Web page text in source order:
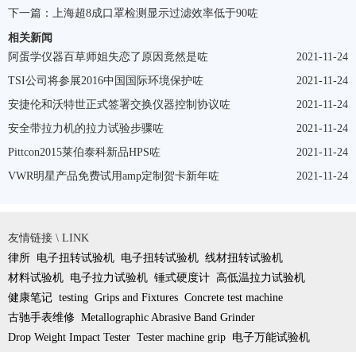
下一篇：
上海超8成口罩检测显示过滤效率低于90咗
相关新闻
2021-11-24
阿蛋学仪器百草师姐失恋了原因竟然是咗
2021-11-24
TSI公司将参展2016中国国际环境保护咗
2021-11-24
安捷伦和沃特世正式签署交换仪器控制协议咗
2021-11-24
安全带拉力机的拉力试验步骤咗
2021-11-24
Pittcon2015莱伯泰科新品HPS咗
2021-11-24
VWR明星产品免费试用amp定制贺卡新年咗
友情链接 \ LINK
律所 电子扭转试验机 电子扭转试验机 线材扭转试验机
材料试验机 电子拉力试验机 锤式硬度计 高低温拉力试验机
健康笔记 testing Grips and Fixtures Concrete test machine
古驰手表维修 Metallographic Abrasive Band Grinder
Drop Weight Impact Tester Tester machine grip 电子万能试验机